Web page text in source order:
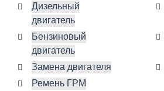
Дизельный
двигатель
Бензиновый
двигатель
Замена двигателя
Ремень ГРМ